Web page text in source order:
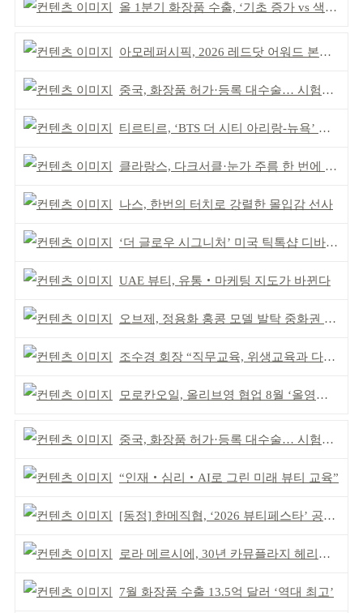
올 1분기 화장품 수출, ‘기초 증가 vs 색조 감소’
아모레퍼시픽, 2026 레드닷 어워드 본상 2개 수상
중국, 화장품 허가·등록 대수술… 시험자료 공용 허용
티르티르, ‘BTS 더 시티 아리랑-뉴욕’ 참여
클라랑스, 다크서클·눈가 주름 한 번에 더블 케어
나스, 한번의 터치로 강렬한 몰입감 선사
‘더 글로우 시그니처’ 미국 틱톡샵 디바이스 부문 1위
UAE 뷰티, 유통‧마케팅 지도가 바뀐다
오브제, 정용화 홍콩 모델 발탁 중화권 공략 강화
조수경 회장 “직무교육, 위생교육과 다르다”
모로칸오일, 올리브영 협업 8월 ‘올영픽’ 선정
중국, 화장품 허가·등록 대수술… 시험자료 공용 허용
“인재‧심리‧AI로 그린 미래 뷰티 교육”
[동정] 한메직협, ‘2026 뷰티페스타’ 공동 주최
로라 메르시에, 30년 카뮤플라지 헤리티지 담아
7월 화장품 수출 13.5억 달러 ‘역대 최고’